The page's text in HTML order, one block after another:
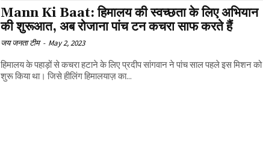
Mann Ki Baat: हिमालय की स्वच्छता के लिए अभियान
की शुरूआत, अब रोजाना पांच टन कचरा साफ करते हैं
जय जनता टीम - May 2, 2023
हिमालय के पहाड़ों से कचरा हटाने के लिए प्रदीप सांगवान ने पांच साल पहले इस मिशन को
शुरू किया था। जिसे हीलिंग हिमालयाज़ का...